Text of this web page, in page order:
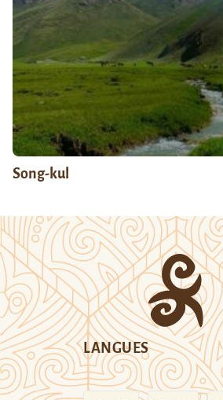
Song-kul
LANGUES